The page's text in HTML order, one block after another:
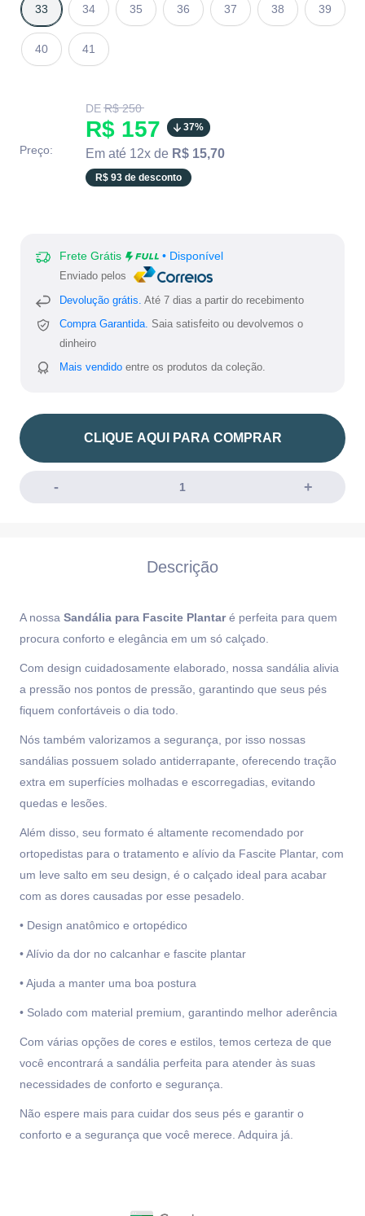
33 34 35 36 37 38 39
40 41
Preço:
DETranslation
missing:
pt-
BR.product.general.regular_price
R$ 250
Translation
missing:
pt-
R$ 157 37%
Em até 12x de R$ 15,70
R$ 93 de desconto
Frete Grátis • Disponível
Enviado pelos
Devolução grátis. Até 7 dias a partir do recebimento
Compra Garantida. Saia satisfeito ou devolvemos o
dinheiro
Mais vendido entre os produtos da coleção.
CLIQUE AQUI PARA COMPRAR
Descrição
A nossa Sandália para Fascite Plantaré perfeita para quem
procura conforto e elegância em um só calçado.
Com design cuidadosamente elaborado, nossa sandália alivia
a pressão nos pontos de pressão, garantindo que seus pés
fiquem confortáveis ​​o dia todo.
Nós também valorizamos a segurança, por isso nossas
sandálias possuem solado antiderrapante, oferecendo tração
extra em superfícies molhadas e escorregadias, evitando
quedas e lesões.
Além disso, seu formato é altamente recomendado por
ortopedistas para o tratamento e alívio da Fascite Plantar, com
um leve salto em seu design, é o calçado ideal para acabar
com as dores causadas por esse pesadelo.
• Design anatômico e ortopédico
• Alívio da dor no calcanhar e fascite plantar
• Ajuda a manter uma boa postura
• Solado com material premium, garantindo melhor aderência
Com várias opções de cores e estilos, temos certeza de que
você encontrará a sandália perfeita para atender às suas
necessidades de conforto e segurança.
Não espere mais para cuidar dos seus pés e garantir o
conforto e a segurança que você merece. Adquira já.